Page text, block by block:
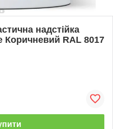
надстійка
Коричневий RAL 8017